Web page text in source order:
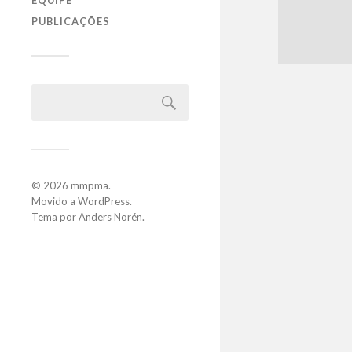
PUBLICAÇÕES
© 2026 mmpma.
Movido a WordPress.
Tema porAnders Norén.